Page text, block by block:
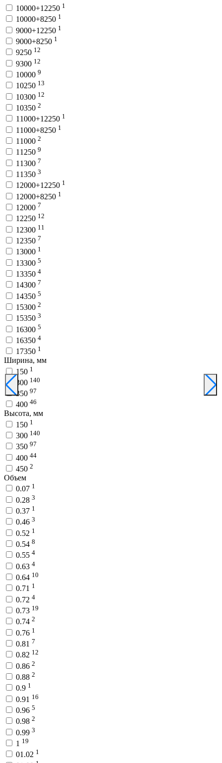
10000+12250 1
10000+8250 1
9000+12250 1
9000+8250 1
9250 12
9300 12
10000 9
10250 13
10300 12
10350 2
11000+12250 1
11000+8250 1
11000 2
11250 9
11300 7
11350 3
12000+12250 1
12000+8250 1
12000 7
12250 12
12300 11
12350 7
13000 1
13300 5
13350 4
14300 7
14350 5
15300 2
15350 3
16300 5
16350 4
17350 1
Ширина, мм
150 1
300 140
350 97
400 46
Высота, мм
150 1
300 140
350 97
400 44
450 2
Объем
0.07 1
0.28 3
0.37 1
0.46 3
0.52 1
0.54 8
0.55 4
0.63 4
0.64 10
0.71 1
0.72 4
0.73 19
0.74 2
0.76 1
0.81 7
0.82 12
0.86 2
0.88 2
0.9 1
0.91 16
0.96 5
0.98 2
0.99 3
1 19
01.02 1